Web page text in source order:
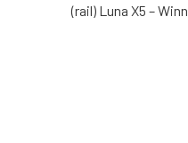
(rail) Luna X5 –